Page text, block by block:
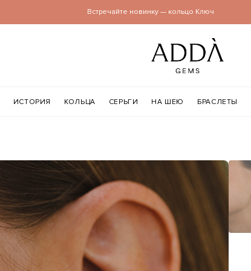
Встречайте новинку — кольцо Ключ
ИСТОРИЯ КОЛЬЦА СЕРЬГИ НА ШЕЮ БРАСЛЕТЫ